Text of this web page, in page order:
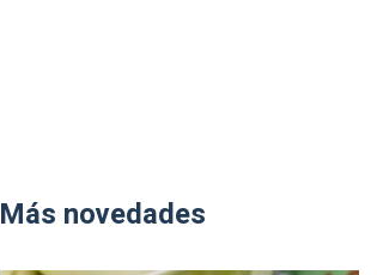
Más novedades